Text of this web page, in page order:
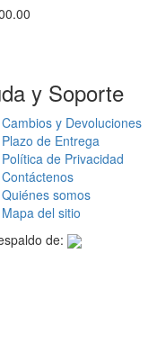
y Soporte
Cambios y Devoluciones
Plazo de Entrega
Política de Privacidad
Contáctenos
Quiénes somos
Mapa del sitio
de: